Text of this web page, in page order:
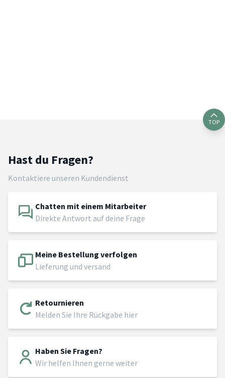
TOP
Hast du Fragen?
Kontaktiere unseren Kundendienst
Chatten mit einem Mitarbeiter
Direkte Antwort auf deine Frage
Meine Bestellung verfolgen
Lieferung und versand
Retournieren
Melden Sie Ihre Rückgabe hier
Haben Sie Fragen?
Wir helfen Ihnen gerne weiter